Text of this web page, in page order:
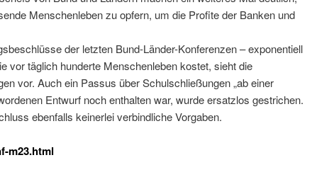
Menschenleben zu opfern, um die Profite der Banken und
der letzten Bund-Länder-Konferenzen – exponentiell
vor täglich hunderte Menschenleben kostet, sieht die
vor. Auch ein Passus über Schulschließungen „ab einer
Entwurf noch enthalten war, wurde ersatzlos gestrichen.
ebenfalls keinerlei verbindliche Vorgaben.
m23.html